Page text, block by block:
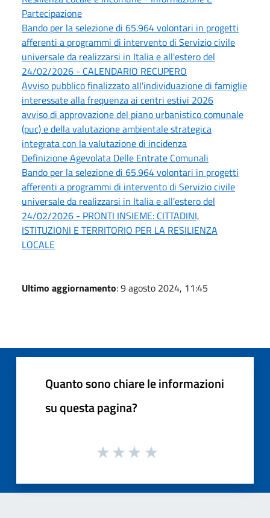
Partecipazione
Bando per la selezione di 65.964 volontari in progetti
afferenti a programmi di intervento di Servizio civile
universale da realizzarsi in Italia e all'estero del
24/02/2026 - CALENDARIO RECUPERO
Avviso pubblico finalizzato all'individuazione di famiglie
interessate alla frequenza ai centri estivi 2026
avviso di approvazione del piano urbanistico comunale
(puc) e della valutazione ambientale strategica
integrata con la valutazione di incidenza
Definizione Agevolata Delle Entrate Comunali
Bando per la selezione di 65.964 volontari in progetti
afferenti a programmi di intervento di Servizio civile
universale da realizzarsi in Italia e all'estero del
24/02/2026 - PRONTI INSIEME: CITTADINI,
ISTITUZIONI E TERRITORIO PER LA RESILIENZA
LOCALE
Ultimo aggiornamento: 9 agosto 2024, 11:45
Quanto sono chiare le informazioni
su questa pagina?